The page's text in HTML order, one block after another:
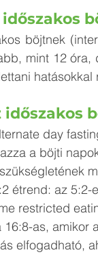
időszakos
böjtnek
mint 12
időszakos
a böjti
5:2 étrend: az
16:8-as, amikor
elfogadható,